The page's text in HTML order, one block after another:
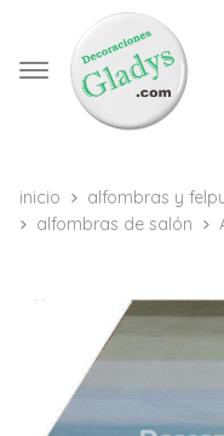
inicio alfombras y
alfombras de salón